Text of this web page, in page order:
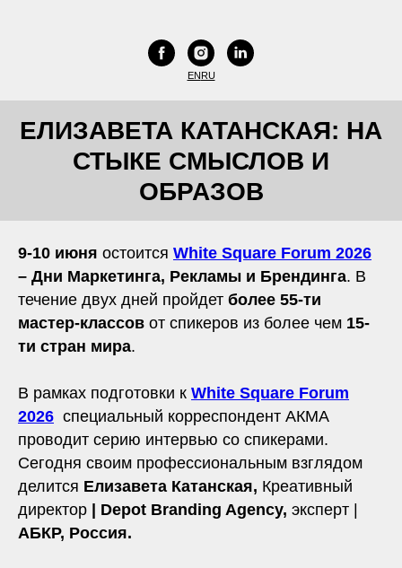
ENRU
ЕЛИЗАВЕТА КАТАНСКАЯ: НА
СТЫКЕ СМЫСЛОВ И
ОБРАЗОВ
9-10 июня остоится White Square Forum 2026
– Дни Маркетинга, Рекламы и Брендинга. В
течение двух дней пройдет более 55-ти
мастер-классов от спикеров из более чем 15-
ти стран мира.
В рамках подготовки к White Square Forum
2026 специальный корреспондент АКМА
проводит серию интервью со спикерами.
Сегодня своим профессиональным взглядом
делится Елизавета Катанская, Креативный
директор | Depot Branding Agency, эксперт |
АБКР, Россия.